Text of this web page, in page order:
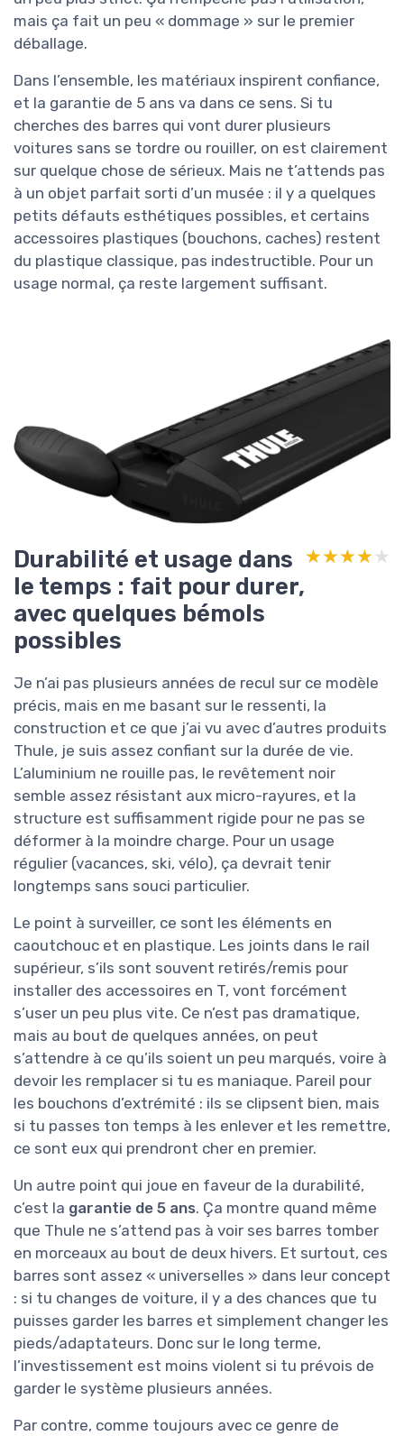
mais ça fait un peu « dommage » sur le premier
déballage.
Dans l’ensemble, les matériaux inspirent confiance,
et la garantie de 5 ans va dans ce sens. Si tu
cherches des barres qui vont durer plusieurs
voitures sans se tordre ou rouiller, on est clairement
sur quelque chose de sérieux. Mais ne t’attends pas
à un objet parfait sorti d’un musée : il y a quelques
petits défauts esthétiques possibles, et certains
accessoires plastiques (bouchons, caches) restent
du plastique classique, pas indestructible. Pour un
usage normal, ça reste largement suffisant.
Durabilité et usage dans
le temps : fait pour durer,
avec quelques bémols
possibles
★★★★★
★★★★★
Je n’ai pas plusieurs années de recul sur ce modèle
précis, mais en me basant sur le ressenti, la
construction et ce que j’ai vu avec d’autres produits
Thule, je suis assez confiant sur la durée de vie.
L’aluminium ne rouille pas, le revêtement noir
semble assez résistant aux micro-rayures, et la
structure est suffisamment rigide pour ne pas se
déformer à la moindre charge. Pour un usage
régulier (vacances, ski, vélo), ça devrait tenir
longtemps sans souci particulier.
Le point à surveiller, ce sont les éléments en
caoutchouc et en plastique. Les joints dans le rail
supérieur, s’ils sont souvent retirés/remis pour
installer des accessoires en T, vont forcément
s’user un peu plus vite. Ce n’est pas dramatique,
mais au bout de quelques années, on peut
s’attendre à ce qu’ils soient un peu marqués, voire à
devoir les remplacer si tu es maniaque. Pareil pour
les bouchons d’extrémité : ils se clipsent bien, mais
si tu passes ton temps à les enlever et les remettre,
ce sont eux qui prendront cher en premier.
Un autre point qui joue en faveur de la durabilité,
c’est la garantie de 5 ans. Ça montre quand même
que Thule ne s’attend pas à voir ses barres tomber
en morceaux au bout de deux hivers. Et surtout, ces
barres sont assez « universelles » dans leur concept
: si tu changes de voiture, il y a des chances que tu
puisses garder les barres et simplement changer les
pieds/adaptateurs. Donc sur le long terme,
l’investissement est moins violent si tu prévois de
garder le système plusieurs années.
Par contre, comme toujours avec ce genre de